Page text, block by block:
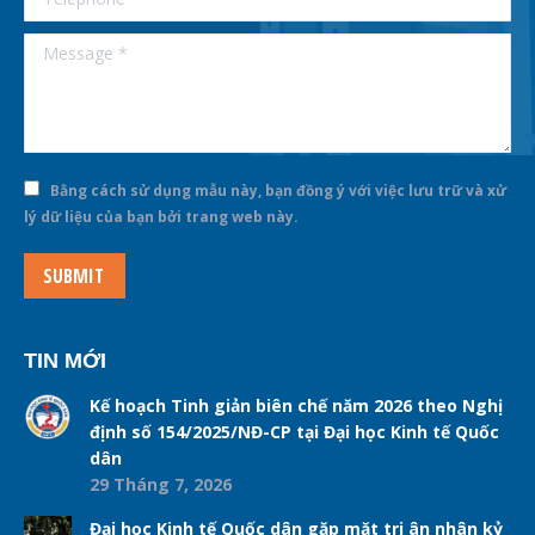
Message *
Bằng cách sử dụng mẫu này, bạn đồng ý với việc lưu trữ và xử
lý dữ liệu của bạn bởi trang web này.
SUBMIT
TIN MỚI
Kế hoạch Tinh giản biên chế năm 2026 theo Nghị
định số 154/2025/NĐ-CP tại Đại học Kinh tế Quốc
dân
29 Tháng 7, 2026
Đại học Kinh tế Quốc dân gặp mặt tri ân nhân kỷ